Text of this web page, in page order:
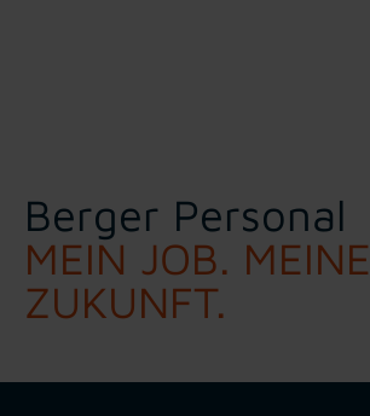
Berger Personal
MEIN JOB. MEINE
ZUKUNFT.